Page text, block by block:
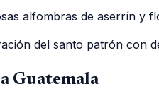
alfombras de aserrín y
del santo patrón con
Guatemala